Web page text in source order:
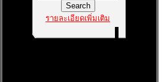
รายละเอียดเพิ่มเติม